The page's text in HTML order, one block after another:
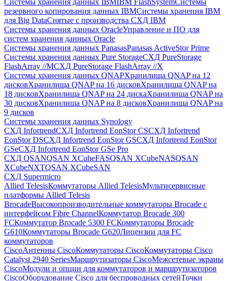
резервного копирования данных IBMСистемы хранения IBM
для Big DataСнятые с производства СХД IBM
Системы хранения данных OracleУправление и ПО для
систем хранения данных Oracle
Системы хранения данных PanasasPanasas ActiveStor Prime
Системы хранения данных Pure StorageСХД PureStorage
FlashArray //MСХД PureStorage FlashArray //X
Системы хранения данных QNAPХранилища QNAP на 12
дисковХранилища QNAP на 16 дисковХранилища QNAP на
18 дисковХранилища QNAP на 24 дискаХранилища QNAP на
30 дисковХранилища QNAP на 8 дисковХранилища QNAP на
9 дисков
Системы хранения данных Synology
СХД InfortrendСХД Infortrend EonStor CSСХД Infortrend
EonStor DSСХД Infortrend EonStor GSСХД Infortrend EonStor
GSeСХД Infortrend EonStor GSe Pro
СХД QSANQSAN XCubeFASQSAN XCubeNASQSAN
XCubeNXTQSAN XCubeSAN
СХД Supermicro
Allied TelesisКоммутаторы Allied TelesisМультисервисные
платформы Allied Telesis
BrocadeВысокопроизводительные коммутаторы Brocade с
интерфейсом Fibre ChannelКоммутатор Brocade 300
FCКоммутатор Brocade 5300 FCКоммутаторы Brocade
G610Коммутаторы Brocade G620Лицензии для FC
коммутаторов
CiscoАнтенны CiscoКоммутаторы CiscoКоммутаторы Cisco
Catalyst 2940 SeriesМаршрутизаторы CiscoМежсетевые экраны
CiscoМодули и опции для коммутаторов и маршрутизаторов
CiscoОборудование Cisco для беспроводных сетейТочки